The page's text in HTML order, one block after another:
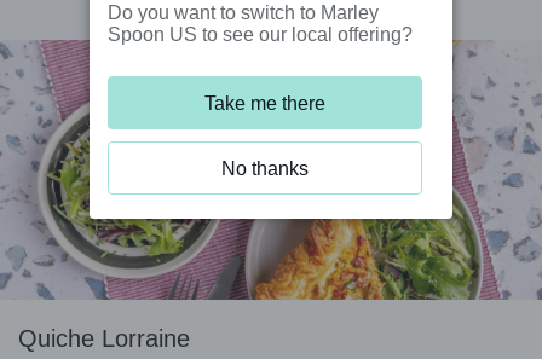
Quiche Lorraine
Do you want to switch to Marley
Spoon US to see our local offering?
Take me there
No thanks